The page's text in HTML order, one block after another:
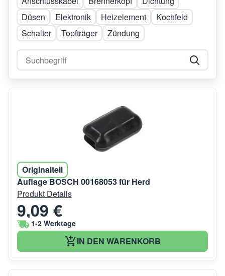
Düsen
Elektronik Heizelement
Kochfeld
Schalter
Topfträger Zündung
Originalteil
Auflage BOSCH 00168053 für Herd
Produkt Details
9,09 €
1-2 Werktage
IN DEN WARENKORB